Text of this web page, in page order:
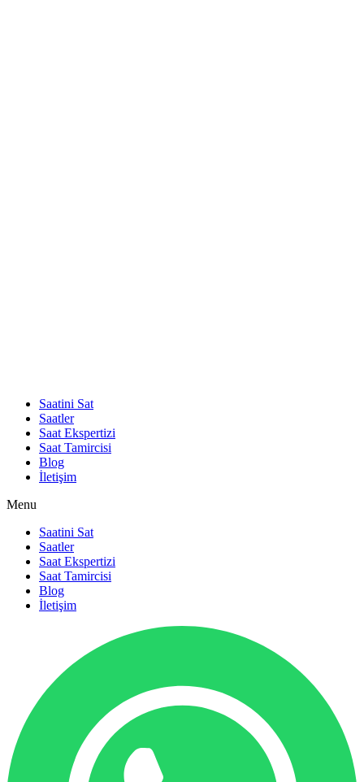
Saatini Sat
Saatler
Saat Ekspertizi
Saat Tamircisi
Blog
İletişim
Menu
Saatini Sat
Saatler
Saat Ekspertizi
Saat Tamircisi
Blog
İletişim